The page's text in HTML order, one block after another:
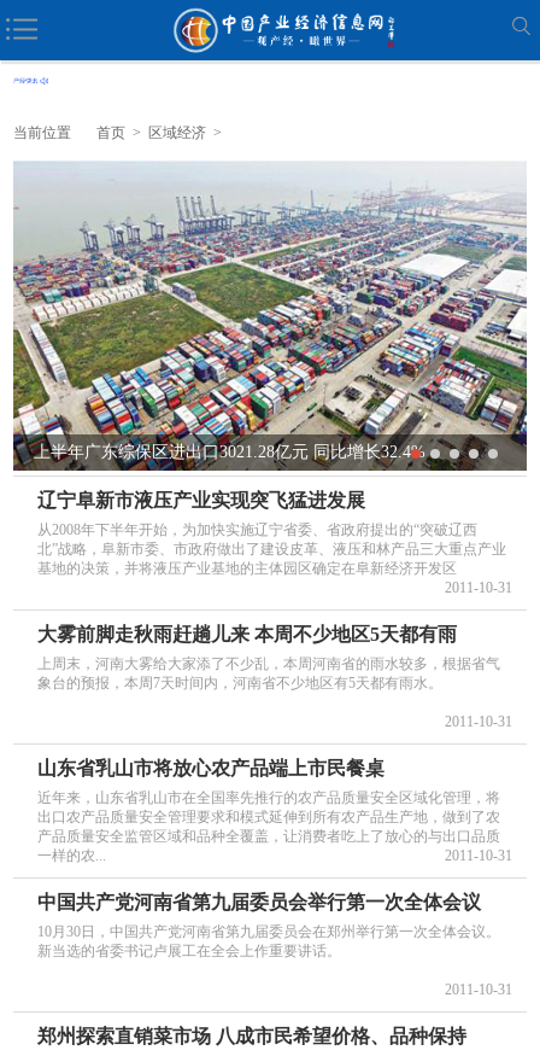
当前位置 首页 > 区域经济 >
上半年广东综保区进出口3021.28亿元 同比增长32.4%
辽宁阜新市液压产业实现突飞猛进发展
从2008年下半年开始，为加快实施辽宁省委、省政府提出的“突破辽西
北”战略，阜新市委、市政府做出了建设皮革、液压和林产品三大重点产业
基地的决策，并将液压产业基地的主体园区确定在阜新经济开发区
2011-10-31
大雾前脚走秋雨赶趟儿来 本周不少地区5天都有雨
上周末，河南大雾给大家添了不少乱，本周河南省的雨水较多，根据省气
象台的预报，本周7天时间内，河南省不少地区有5天都有雨水。
2011-10-31
山东省乳山市将放心农产品端上市民餐桌
近年来，山东省乳山市在全国率先推行的农产品质量安全区域化管理，将
出口农产品质量安全管理要求和模式延伸到所有农产品生产地，做到了农
产品质量安全监管区域和品种全覆盖，让消费者吃上了放心的与出口品质
一样的农...
2011-10-31
中国共产党河南省第九届委员会举行第一次全体会议
10月30日，中国共产党河南省第九届委员会在郑州举行第一次全体会议。
新当选的省委书记卢展工在全会上作重要讲话。
2011-10-31
郑州探索直销菜市场 八成市民希望价格、品种保持